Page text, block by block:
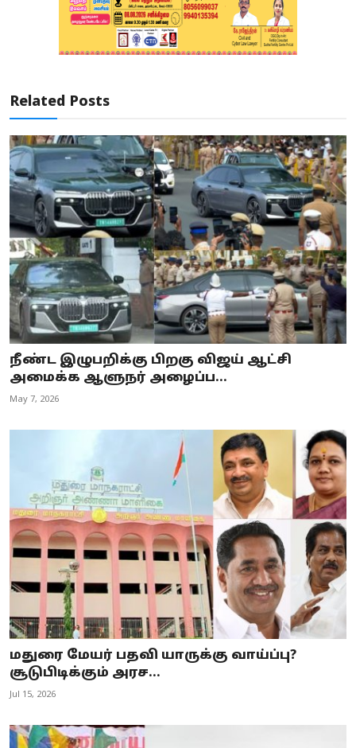
Related Posts
நீண்ட இழுபறிக்கு பிறகு விஜய் ஆட்சி
அமைக்க ஆளுநர் அழைப்ப...
May 7, 2026
மதுரை மேயர் பதவி யாருக்கு வாய்ப்பு?
சூடுபிடிக்கும் அரச...
Jul 15, 2026